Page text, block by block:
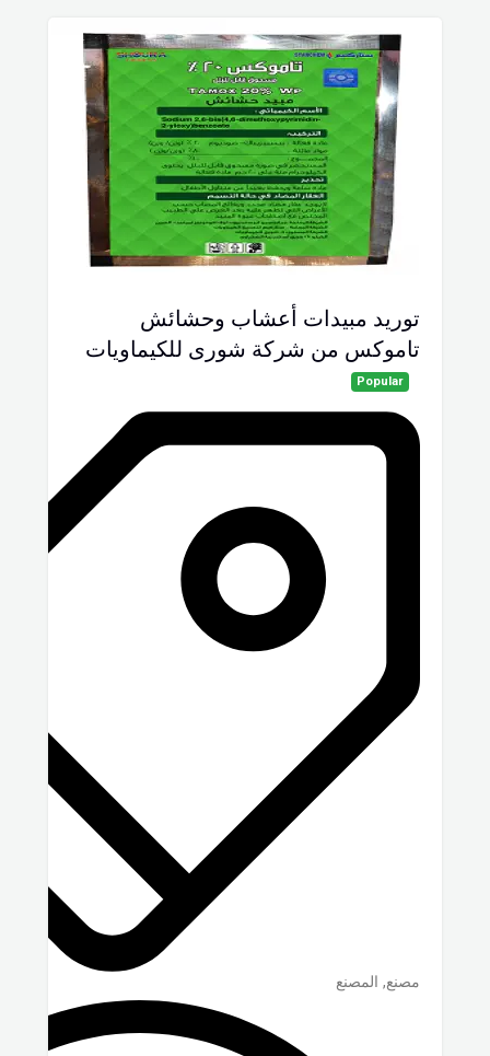
توريد مبيدات أعشاب وحشائش
تاموكس من شركة شورى للكيماويات
Popular
مصنع, المصنع